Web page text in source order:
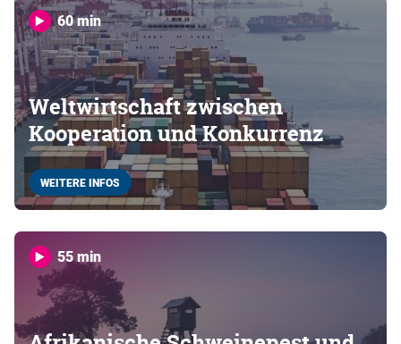
60 min
Weltwirtschaft zwischen
Kooperation und Konkurrenz
WEITERE INFOS
55 min